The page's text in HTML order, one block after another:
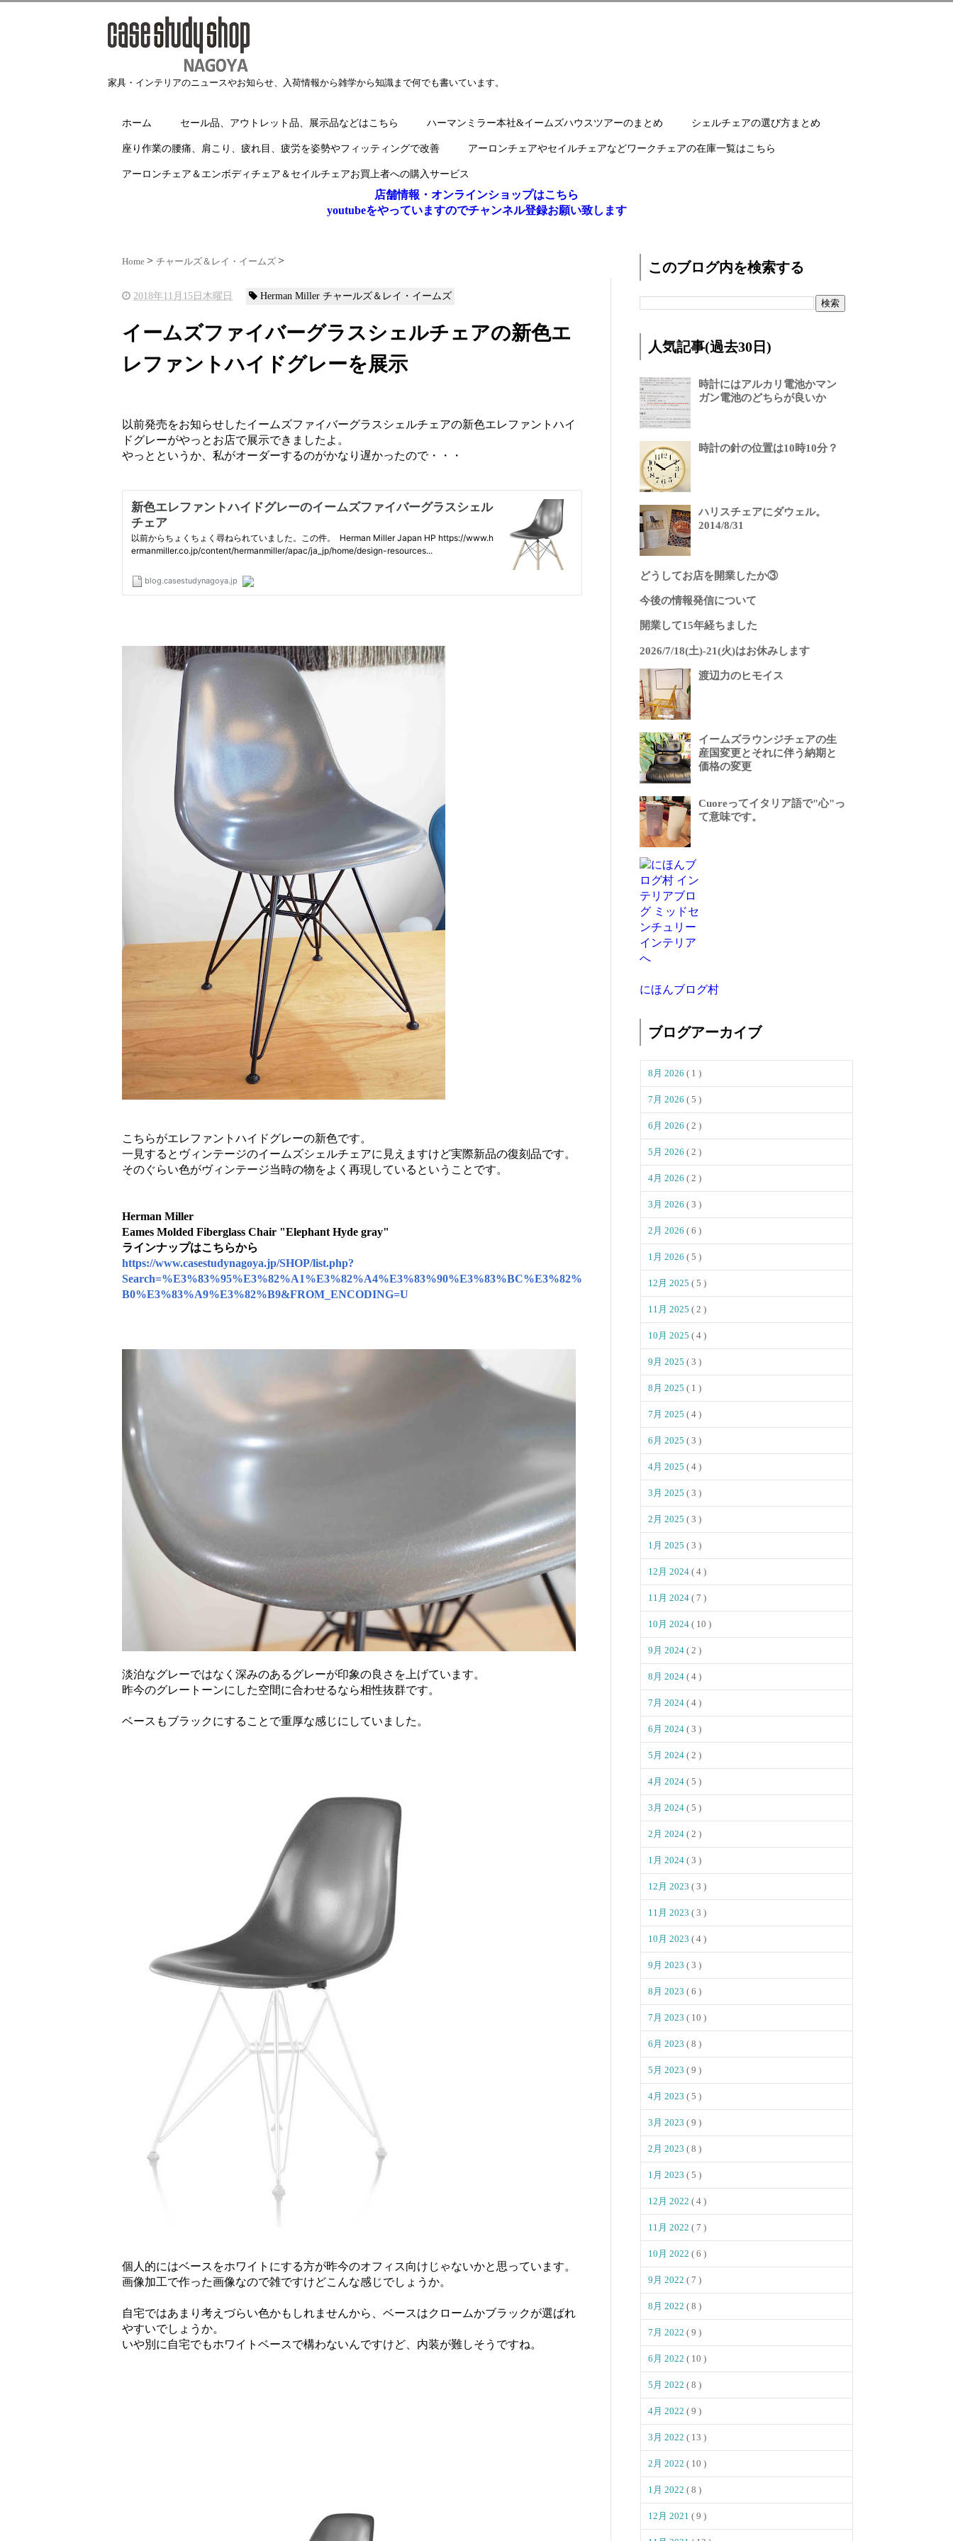
家具・インテリアのニュースやお知らせ、入荷情報から雑学から知識まで何でも書いています。
ホーム セール品、アウトレット品、展示品などはこちら ハーマンミラー本社&イームズハウスツアーのまとめ シェルチェアの選び方まとめ
座り作業の腰痛、肩こり、疲れ目、疲労を姿勢やフィッティングで改善 アーロンチェアやセイルチェアなどワークチェアの在庫一覧はこちら
アーロンチェア＆エンボディチェア＆セイルチェアお買上者への購入サービス
店舗情報・オンラインショップはこちら
youtubeをやっていますのでチャンネル登録お願い致します
Home チャールズ＆レイ・イームズ
2018年11月15日木曜日 Herman Miller チャールズ＆レイ・イームズ
イームズファイバーグラスシェルチェアの新色エ
レファントハイドグレーを展示
以前発売をお知らせしたイームズファイバーグラスシェルチェアの新色エレファントハイ
ドグレーがやっとお店で展示できましたよ。
やっとというか、私がオーダーするのがかなり遅かったので・・・
こちらがエレファントハイドグレーの新色です。
一見するとヴィンテージのイームズシェルチェアに見えますけど実際新品の復刻品です。
そのぐらい色がヴィンテージ当時の物をよく再現しているということです。
Herman Miller
Eames Molded Fiberglass Chair "Elephant Hyde gray"
ラインナップはこちらから
https://www.casestudynagoya.jp/SHOP/list.php?
Search=%E3%83%95%E3%82%A1%E3%82%A4%E3%83%90%E3%83%BC%E3%82%
B0%E3%83%A9%E3%82%B9&FROM_ENCODING=U
淡泊なグレーではなく深みのあるグレーが印象の良さを上げています。
昨今のグレートーンにした空間に合わせるなら相性抜群です。
ベースもブラックにすることで重厚な感じにしていました。
個人的にはベースをホワイトにする方が昨今のオフィス向けじゃないかと思っています。
画像加工で作った画像なので雑ですけどこんな感じでしょうか。
自宅ではあまり考えづらい色かもしれませんから、ベースはクロームかブラックが選ばれ
やすいでしょうか。
いや別に自宅でもホワイトベースで構わないんですけど、内装が難しそうですね。
このブログ内を検索する
人気記事(過去30日)
時計にはアルカリ電池かマン
ガン電池のどちらが良いか
時計の針の位置は10時10分？
ハリスチェアにダウェル。
2014/8/31
どうしてお店を開業したか③
今後の情報発信について
開業して15年経ちました
2026/7/18(土)-21(火)はお休みします
渡辺力のヒモイス
イームズラウンジチェアの生
産国変更とそれに伴う納期と
価格の変更
Cuoreってイタリア語で"心"っ
て意味です。
にほんブログ村
ブログアーカイブ
8月 2026 ( 1 )
7月 2026 ( 5 )
6月 2026 ( 2 )
5月 2026 ( 2 )
4月 2026 ( 2 )
3月 2026 ( 3 )
2月 2026 ( 6 )
1月 2026 ( 5 )
12月 2025 ( 5 )
11月 2025 ( 2 )
10月 2025 ( 4 )
9月 2025 ( 3 )
8月 2025 ( 1 )
7月 2025 ( 4 )
6月 2025 ( 3 )
4月 2025 ( 4 )
3月 2025 ( 3 )
2月 2025 ( 3 )
1月 2025 ( 3 )
12月 2024 ( 4 )
11月 2024 ( 7 )
10月 2024 ( 10 )
9月 2024 ( 2 )
8月 2024 ( 4 )
7月 2024 ( 4 )
6月 2024 ( 3 )
5月 2024 ( 2 )
4月 2024 ( 5 )
3月 2024 ( 5 )
2月 2024 ( 2 )
1月 2024 ( 3 )
12月 2023 ( 3 )
11月 2023 ( 3 )
10月 2023 ( 4 )
9月 2023 ( 3 )
8月 2023 ( 6 )
7月 2023 ( 10 )
6月 2023 ( 8 )
5月 2023 ( 9 )
4月 2023 ( 5 )
3月 2023 ( 9 )
2月 2023 ( 8 )
1月 2023 ( 5 )
12月 2022 ( 4 )
11月 2022 ( 7 )
10月 2022 ( 6 )
9月 2022 ( 7 )
8月 2022 ( 8 )
7月 2022 ( 9 )
6月 2022 ( 10 )
5月 2022 ( 8 )
4月 2022 ( 9 )
3月 2022 ( 13 )
2月 2022 ( 10 )
1月 2022 ( 8 )
12月 2021 ( 9 )